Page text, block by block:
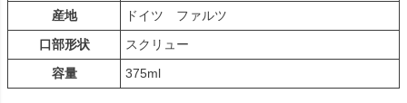
産地
ドイツ ファルツ
口部形状
スクリュー
容量
375ml